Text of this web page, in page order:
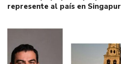
represente al país en Singapur